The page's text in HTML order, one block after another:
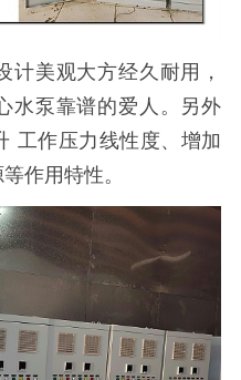
计美观大方经久耐用，
水泵靠谱的爱人。另外
工作压力线性度、增加
作用特性。